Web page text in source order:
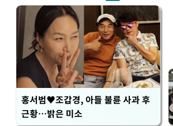
홍서범♥조갑경, 아들 불륜 사과 후
근황…밝은 미소